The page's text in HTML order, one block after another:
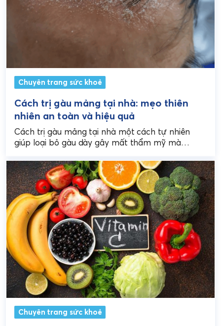
Chuyên trang sức khoẻ
Cách trị gàu mảng tại nhà: mẹo thiên
nhiên an toàn và hiệu quả
Cách trị gàu mảng tại nhà một cách tự nhiên
giúp loại bỏ gàu dày gây mất thẩm mỹ mà
Chuyên trang sức khoẻ